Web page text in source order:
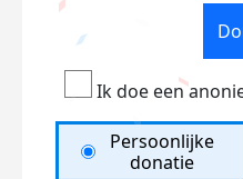
Ik doe een
Persoonlijke
donatie